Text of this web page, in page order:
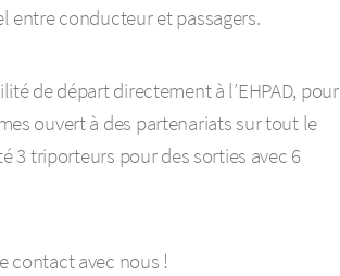
entre conducteur et passagers.
de départ directement à l’EHPAD, pour
ouvert à des partenariats sur tout le
3 triporteurs pour des sorties avec 6
contact avec nous !